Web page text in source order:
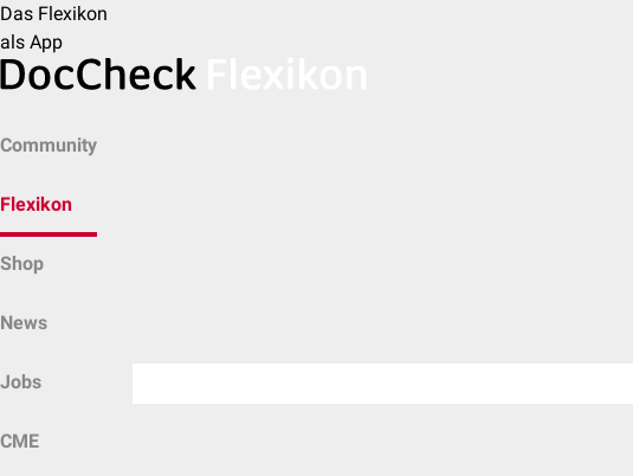
Das Flexikon
als App
Community
Flexikon
Shop
News
Jobs
CME